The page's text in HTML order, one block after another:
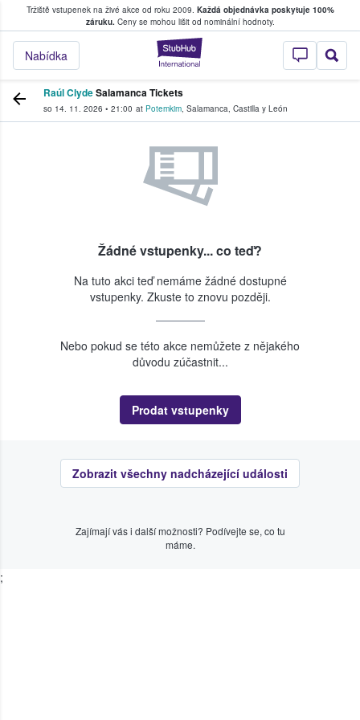
Tržiště vstupenek na živé akce od roku 2009. Každá objednávka poskytuje 100%
záruku.Ceny se mohou lišit od nominální hodnoty.
StubHub –
Nabídka
kde fanoušci kupují a prodávají vstupenky
Raúl ClydeSalamanca Tickets
so 14. 11. 2026 • 21:00 at Potemkim, Salamanca, Castilla y León
Žádné vstupenky... co teď?
Na tuto akci teď nemáme žádné dostupné
vstupenky. Zkuste to znovu později.
Nebo pokud se této akce nemůžete z nějakého
důvodu zúčastnit...
Prodat vstupenky
Zobrazit všechny nadcházející události
Zajímají vás i další možnosti? Podívejte se, co tu
máme.
;